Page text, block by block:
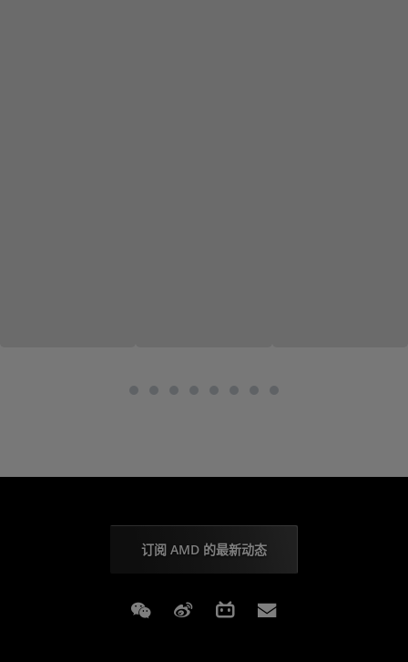
订阅 AMD 的最新动态
Weixin Weibo Bilibili